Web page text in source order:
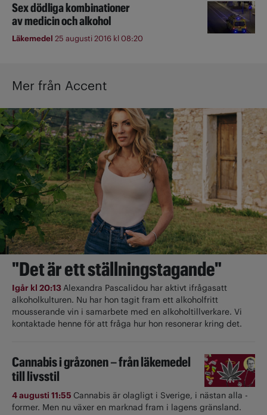
Sex dödliga kombinationer
av medicin och alkohol
Läkemedel 25 augusti 2016 kl 08:20
Mer från Accent
"Det är ett ställningstagande"
Igår kl 20:13Alexandra Pascalidou har aktivt ifrågasatt
alkoholkulturen. Nu har hon tagit fram ett alkoholfritt
mousserande vin i samarbete med en alkoholtillverkare. Vi
kontaktade henne för att fråga hur hon resonerar kring det.
Cannabis i gråzonen – från läkemedel
till livsstil
4 augusti 11:55 Cannabis är olagligt i ­Sverige, i nästan alla ­
former. Men nu växer en marknad fram i lagens gränsland.